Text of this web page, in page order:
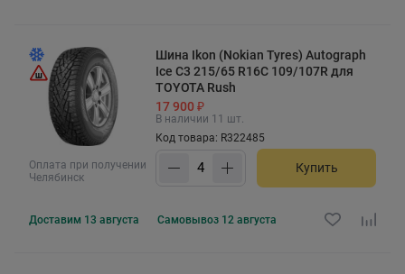
Оплата при получении
Челябинск
Шина Ikon (Nokian Tyres) Autograph
Ice C3 215/65 R16C 109/107R для
TOYOTA Rush
17 900 ₽
В наличии 11 шт.
Код товара: R322485
Купить
Доставим 13 августа Самовывоз 12 августа